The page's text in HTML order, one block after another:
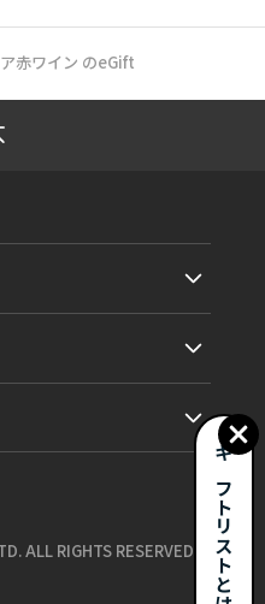
赤ワイン のeGift
ギフトリストとは？
ALL RIGHTS RESERVED.